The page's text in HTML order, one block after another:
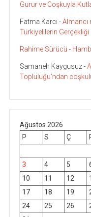
Gurur ve Coşkuyla
Fatma Karcı -Almancı
Türkiyelilerin Gerçekliği
Rahime Sürücü -
Samaneh Kaygusuz-
Topluluğu’ndan
Ağustos 2026
P
S Ç
3
4 5
10
11 12
17
18 19
24
25 26